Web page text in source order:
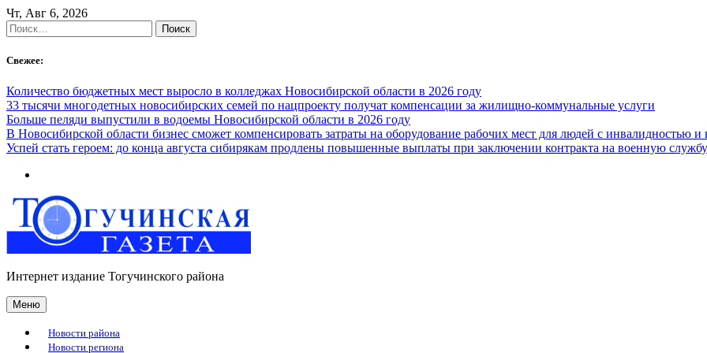
Skip
to
content
Чт, Авг 6, 2026
Найти:
Свежее:
Количество бюджетных мест выросло в колледжах Новосибирской области в 2026 году
33 тысячи многодетных новосибирских семей по нацпроекту получат компенсации за жилищно-коммунальные услуги
Больше пеляди выпустили в водоемы Новосибирской области в 2026 году
В Новосибирской области бизнес сможет компенсировать затраты на оборудование рабочих мест для людей с инвалидностью
Успей стать героем: до конца августа сибирякам продлены повышенные выплаты при заключении контракта на военную службу
Интернет издание Тогучинского района
Меню
Новости района
Новости региона